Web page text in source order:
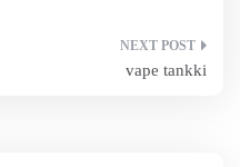
vape tankki